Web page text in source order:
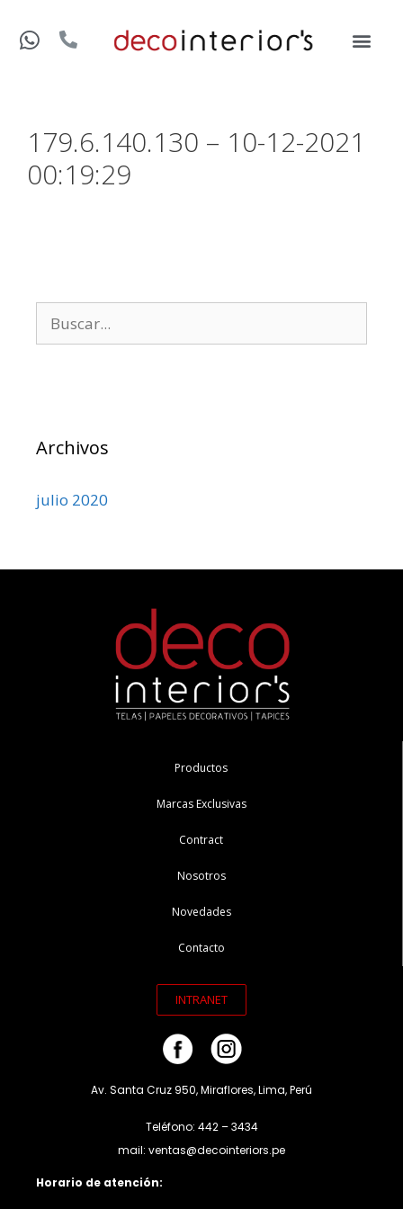
179.6.140.130 – 10-12-2021
00:19:29
Archivos
julio 2020
Productos
Marcas Exclusivas
Contract
Nosotros
Novedades
Contacto
INTRANET
Av. Santa Cruz 950, Miraflores, Lima, Perú
Teléfono: 442 – 3434
mail: ventas@decointeriors.pe
Horario de atención: